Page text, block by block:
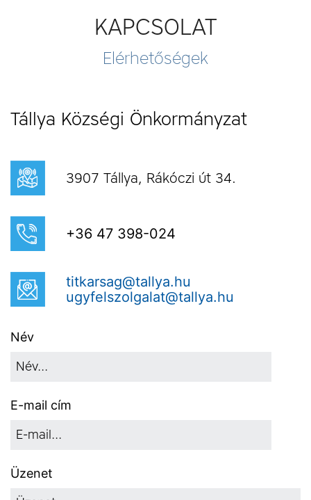
KAPCSOLAT
Elérhetőségek
Tállya Községi Önkormányzat
3907 Tállya, Rákóczi út 34.
+36 47 398-024
titkarsag@tallya.hu
ugyfelszolgalat@tallya.hu
Név
E-mail cím
Üzenet